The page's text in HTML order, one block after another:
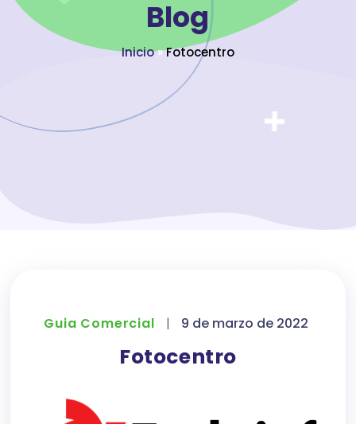
Blog
Inicio»Fotocentro
Guia Comercial | 9 de marzo de 2022
Fotocentro